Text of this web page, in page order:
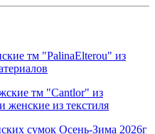
тм "PalinaElterou" из
тм "Cantlor" из
женские из текстиля
сумок Осень-Зима 2026г